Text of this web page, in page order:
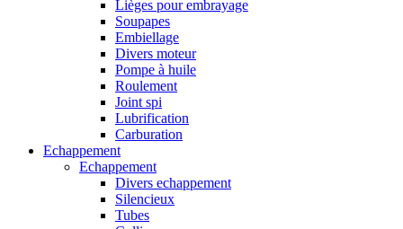
Lièges pour embrayage
Soupapes
Embiellage
Divers moteur
Pompe à huile
Roulement
Joint spi
Lubrification
Carburation
Echappement
Echappement
Divers echappement
Silencieux
Tubes